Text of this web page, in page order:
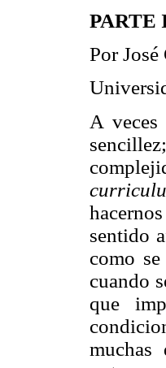
PARTE
Por José
A veces
sentido
como
cuando
que
muchas